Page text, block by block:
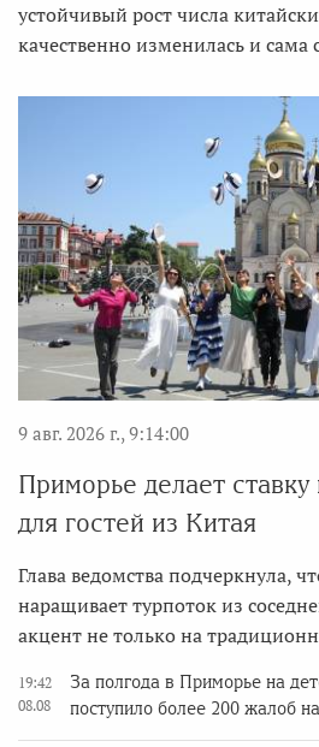
устойчивый рост числа
качественно изменилась и сама
9 авг. 2026 г., 9:14:00
Приморье делает ставку
для гостей из Китая
Глава ведомства подчеркнула,
наращивает турпоток из
акцент не только на
19:42
08.08
За полгода в Приморье на
поступило более 200 жалоб